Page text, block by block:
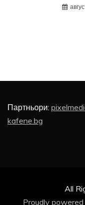
Партньори:
kafene.bg
All
Proudly